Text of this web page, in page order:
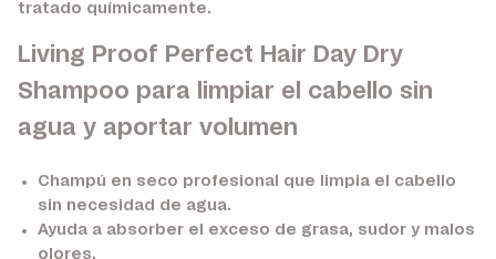
tratado químicamente.
Living Proof Perfect Hair Day Dry
Shampoo para limpiar el cabello sin
agua y aportar volumen
Champú en seco profesional que limpia el cabello
sin necesidad de agua.
Ayuda a absorber el exceso de grasa, sudor y malos
olores.